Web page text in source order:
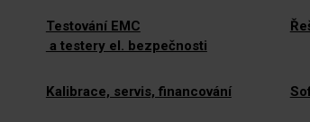
Testování EMC
a testery el. bezpečnosti
Kalibrace, servis, financování